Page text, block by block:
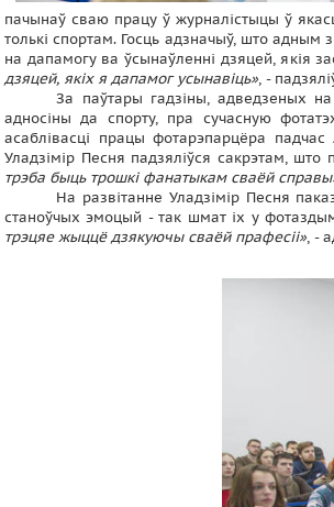
пачынаў сваю працу ў журналістыцы ў
толькі спортам. Госць адзначыў, што адным
на дапамогу ва ўсынаўленні дзяцей, якія
дзяцей, якіх я дапамог усынавіць», -
За паўтары гадзіны, адведзеных на
адносіны да спорту, пра сучасную
асаблівасці працы фотарэпарцёра
Уладзімір Песня падзяліўся сакрэтам,
трэба быць трошкі фанатыкам сваёй
На развітанне Уладзімір Песня
станоўчых эмоцый - так шмат іх у
трэцяе жыццё дзякуючы сваёй прафесіі», -